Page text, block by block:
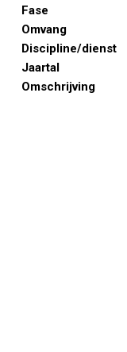
Fase
Omvang
Discipline/dienst
Jaartal
Omschrijving